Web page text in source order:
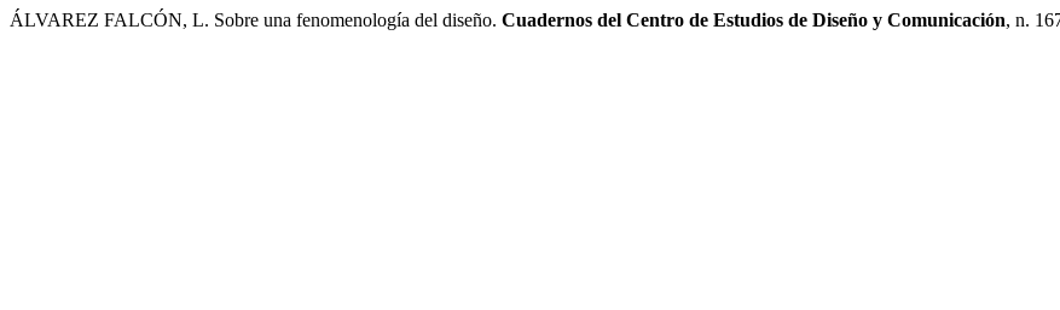
ÁLVAREZ FALCÓN, L. Sobre una fenomenología del diseño. Cuadernos del Centro de Estudios de Diseño y Comunicación, n.